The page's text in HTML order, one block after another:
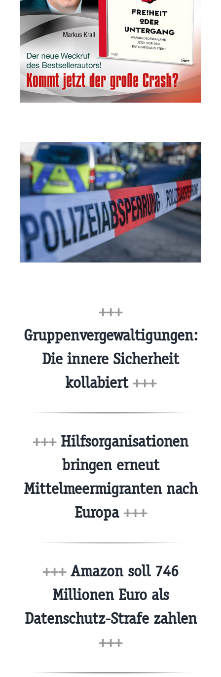
+++
Gruppenvergewaltigungen:
Die innere Sicherheit
kollabiert +++
+++Hilfsorganisationen
bringen erneut
Mittelmeermigranten nach
Europa +++
+++Amazon soll 746
Millionen Euro als
Datenschutz-Strafe zahlen
+++